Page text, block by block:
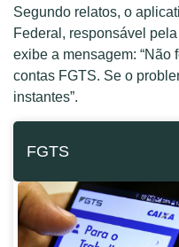
Segundo relatos, o
Federal, responsável
exibe a mensagem:
contas FGTS. Se o
instantes”.
FGTS